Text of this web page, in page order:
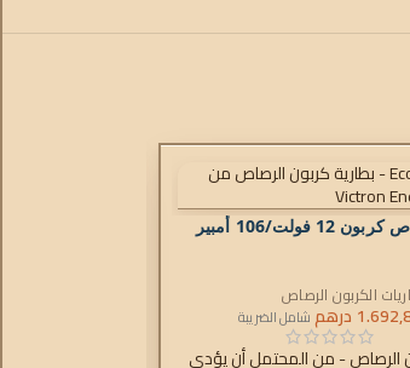
بطارية رصاص كربون 12 فولت/106 أمبير
الكربون الرصاص
درهم شامل الضريبة
الرصاص - من المحتمل أن يؤدي